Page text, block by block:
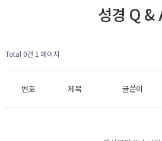
성경 Q &
Total 0건 1 페이지
번호 제목 글쓴이